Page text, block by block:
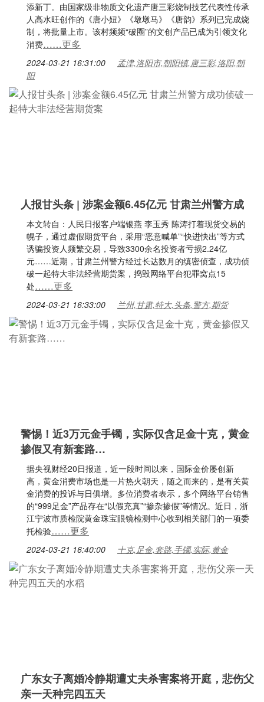
添新丁。由国家级非物质文化遗产唐三彩烧制技艺代表性传承
人高水旺创作的《唐小妞》《墩墩马》《唐韵》系列已完成烧
制，将批量上市。该村频频“破圈”的文创产品已成为引领文化
消费……更多
2024-03-21 16:31:00
孟津,洛阳市,朝阳镇,唐三彩,洛阳,朝
阳
人报甘头条 | 涉案金额6.45亿元 甘肃兰州警方成
本文转自：人民日报客户端银燕 李玉秀 陈涛打着现货交易的
幌子，通过虚假期货平台，采用“恶意喊单”“快进快出”等方式
诱骗投资人频繁交易，导致3300余名投资者亏损2.24亿
元……近期，甘肃兰州警方经过长达数月的缜密侦查，成功侦
破一起特大非法经营期货案，捣毁网络平台犯罪窝点15
处……更多
2024-03-21 16:33:00 兰州,甘肃,特大,头条,警方,期货
警惕！近3万元金手镯，实际仅含足金十克，黄金
掺假又有新套路…
据央视财经20日报道，近一段时间以来，国际金价屡创新
高，黄金消费市场也是一片热火朝天，随之而来的，是有关黄
金消费的投诉与日俱增。多位消费者表示，多个网络平台销售
的“999足金”产品存在“以假充真”“掺杂掺假”等情况。近日，浙
江宁波市质检院黄金珠宝眼镜检测中心收到相关部门的一项委
托检验……更多
2024-03-21 16:40:00 十克,足金,套路,手镯,实际,黄金
广东女子离婚冷静期遭丈夫杀害案将开庭，悲伤父
亲一天种完四五天